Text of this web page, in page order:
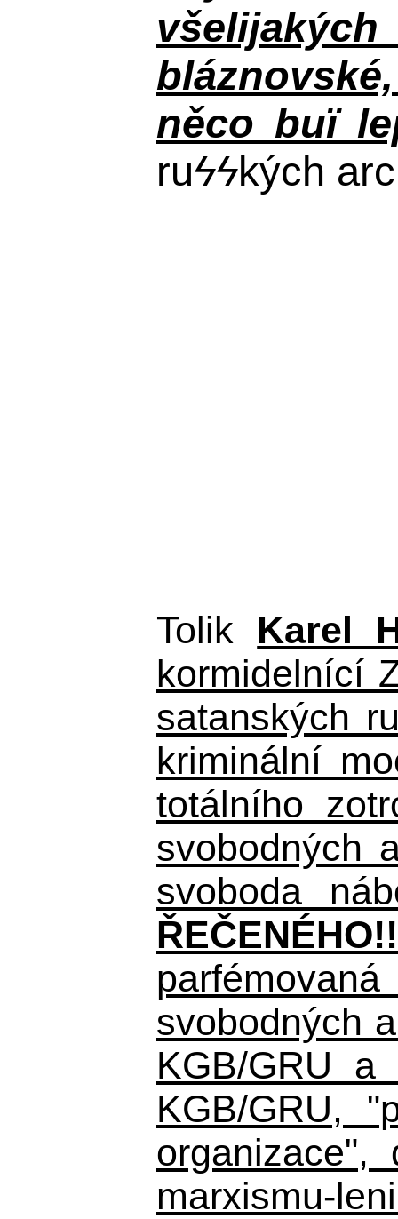
něco buï
ruϟϟkých
Tolik Karel
kormidelnící
satanských
kriminální
totálního
svobodných
svoboda
svobodných
KGB/GRU
KGB/GRU,
organizace",
marxismu-